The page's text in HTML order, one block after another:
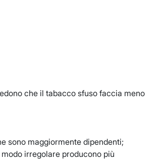
che il tabacco sfuso faccia meno
sono maggiormente dipendenti;
irregolare producono più